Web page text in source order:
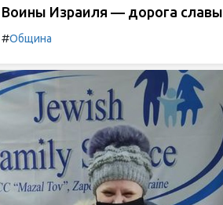
Воины Израиля — дорога славы
#Община